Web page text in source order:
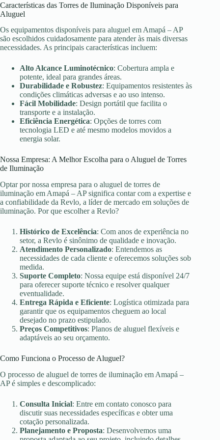
Características das Torres de Iluminação Disponíveis para
Aluguel
Os equipamentos disponíveis para aluguel em Amapá – AP
são escolhidos cuidadosamente para atender às mais diversas
necessidades. As principais características incluem:
Alto Alcance Luminotécnico: Cobertura ampla e
potente, ideal para grandes áreas.
Durabilidade e Robustez: Equipamentos resistentes às
condições climáticas adversas e ao uso intenso.
Fácil Mobilidade: Design portátil que facilita o
transporte e a instalação.
Eficiência Energética: Opções de torres com
tecnologia LED e até mesmo modelos movidos a
energia solar.
Nossa Empresa: A Melhor Escolha para o Aluguel de Torres
de Iluminação
Optar por nossa empresa para o aluguel de torres de
iluminação em Amapá – AP significa contar com a expertise e
a confiabilidade da Revlo, a líder de mercado em soluções de
iluminação. Por que escolher a Revlo?
Histórico de Excelência: Com anos de experiência no
setor, a Revlo é sinônimo de qualidade e inovação.
Atendimento Personalizado: Entendemos as
necessidades de cada cliente e oferecemos soluções sob
medida.
Suporte Completo: Nossa equipe está disponível 24/7
para oferecer suporte técnico e resolver qualquer
eventualidade.
Entrega Rápida e Eficiente: Logística otimizada para
garantir que os equipamentos cheguem ao local
desejado no prazo estipulado.
Preços Competitivos: Planos de aluguel flexíveis e
adaptáveis ao seu orçamento.
Como Funciona o Processo de Aluguel?
O processo de aluguel de torres de iluminação em Amapá –
AP é simples e descomplicado:
Consulta Inicial: Entre em contato conosco para
discutir suas necessidades específicas e obter uma
cotação personalizada.
Planejamento e Proposta: Desenvolvemos uma